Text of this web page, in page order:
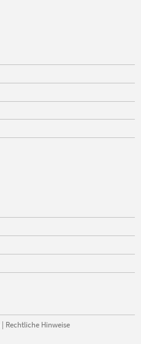
| Rechtliche Hinweise